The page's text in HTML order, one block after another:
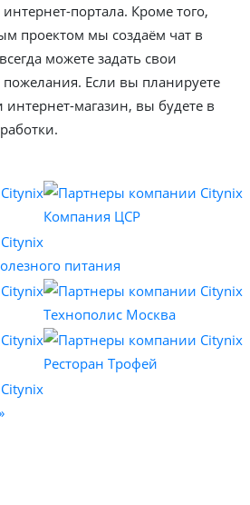
портала. Кроме того,
проектом мы создаём чат в
можете задать свои
Если вы планируете
интернет-магазин, вы будете в
Компания ЦСР
питания
Технополис Москва
Ресторан Трофей